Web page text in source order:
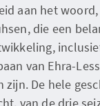
aan het
die een
van Ehra-
De hele